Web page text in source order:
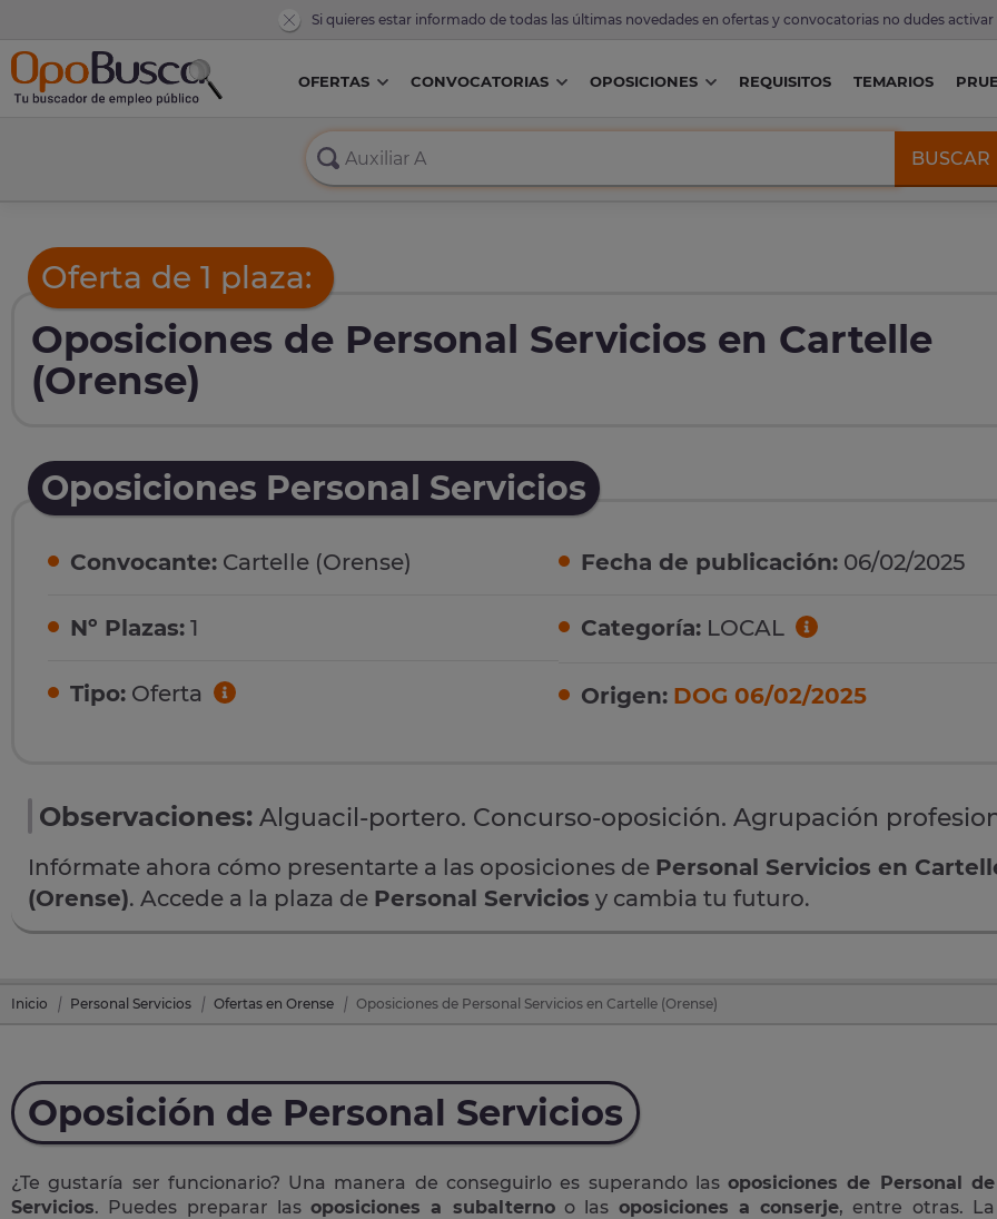
Si quieres estar informado de todas las últimas novedades en ofertas y convocatorias no dudes activar
OFERTAS CONVOCATORIAS OPOSICIONES REQUISITOS TEMARIOS
BUSCAR
Oferta de 1 plaza:
Oposiciones de Personal Servicios en Cartelle
(Orense)
Oposiciones Personal Servicios
Convocante: Cartelle (Orense)
Nº Plazas: 1
Tipo: Oferta
Fecha de publicación: 06/02/2025
Categoría: LOCAL
Origen: DOG 06/02/2025
Observaciones: Alguacil-portero. Concurso-oposición. Agrupación
Infórmate ahora cómo presentarte a las oposiciones de Personal Servicios en
(Orense). Accede a la plaza de Personal Servicios y cambia tu futuro.
Inicio Personal Servicios Ofertas en Orense Oposiciones de Personal Servicios en Cartelle (Orense)
Oposición de Personal Servicios
¿Te gustaría ser funcionario? Una manera de conseguirlo es superando lasoposiciones de Personal de
Servicios. Puedes preparar lasoposiciones a subalternoo las oposiciones a conserje, entre otras. La